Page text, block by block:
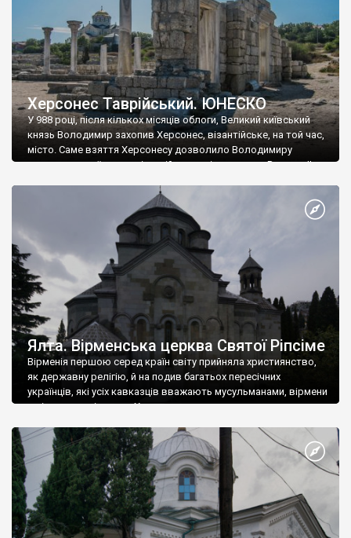
Херсонес Таврійський. ЮНЕСКО
У 988 році, після кількох місяців облоги, Великий київський
князь Володимир захопив Херсонес, візантійське, на той час,
місто. Саме взяття Херсонесу дозволило Володимиру
диктувати свої умови візантійському імператору Василю ІІ, та
Херсонесі Володимир-язичник, став Василем-християнином.
А потім було Хрещення Русі. На честь Херсонесу Таврійського
Ялта. Вірменська церква Святої Ріпсіме
Вірменія першою серед країн світу прийняла християнство,
як державну релігію, й на подив багатьох пересічних
українців, які усіх кавказців вважають мусульманами, вірмени
є відданими вірянами Христа